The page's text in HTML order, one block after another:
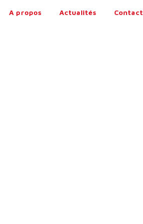
A propos Actualités Contact